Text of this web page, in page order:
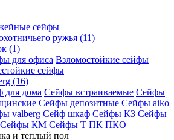
сейфы
ружья (11)
(1)
для офиса Взломостойкие сейфы
сейфы
(16)
для дома Сейфы встраиваемые Сейфы
Сейфы депозитные Сейфы aiko
valberg Сейф шкаф Сейфы КЗ Сейфы
Сейфы КМ Сейфы Т ПК ПКО